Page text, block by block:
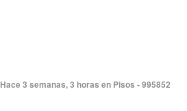
Hace 3 semanas, 3 horas en Pisos - 995852